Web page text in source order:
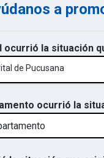
a
ocurrió la situación
de Pucusana
ocurrió la